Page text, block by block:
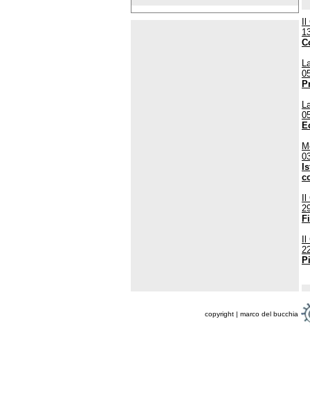
copyright | marco del bucchia